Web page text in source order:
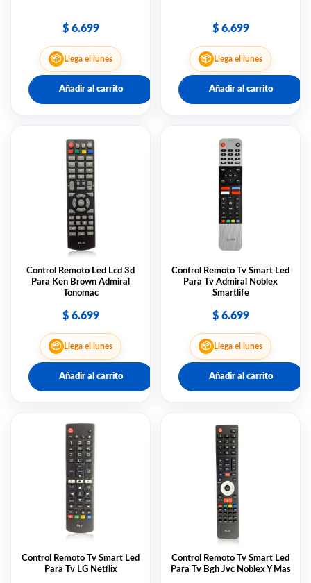
$6.699
📦 Llega el lunes
Añadir al carrito
$6.699
📦 Llega el lunes
Añadir al carrito
Control Remoto Led Lcd 3d
Para Ken Brown Admiral
Tonomac
$6.699
📦 Llega el lunes
Añadir al carrito
Control Remoto Tv Smart Led
Para Tv Admiral Noblex
Smartlife
$6.699
📦 Llega el lunes
Añadir al carrito
Control Remoto Tv Smart Led
Para Tv LG Netflix
Control Remoto Tv Smart Led
Para Tv Bgh Jvc Noblex Y Mas